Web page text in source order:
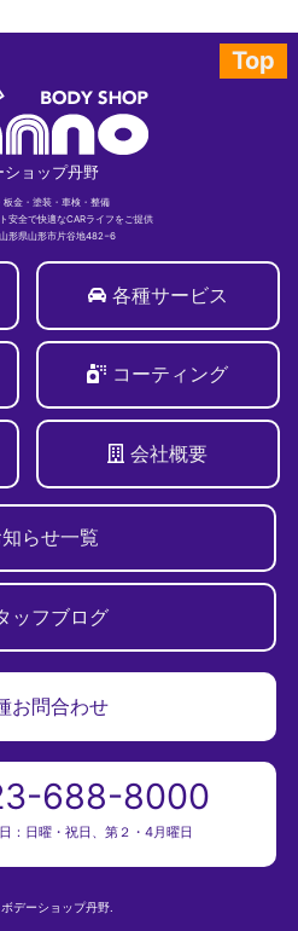
Top
ショップ丹野
板金・塗装・車検・整備
安全で快適なCARライフをご提供
形県山形市片谷地482−6
各種サービス
コーティング
会社概要
らせ一覧
ッフブログ
お問合わせ
688-8000
：日曜・祝日、第２・4月曜日
デーショップ丹野.